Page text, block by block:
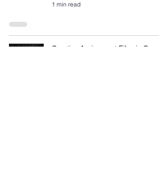
1 min read
Creating Assignment Files in